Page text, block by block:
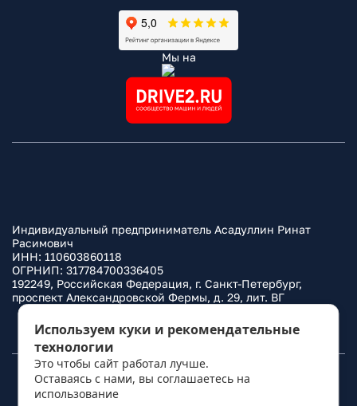
Мы на
Индивидуальный предприниматель Асадуллин Ринат
Расимович
ИНН: 110603860118
ОГРНИП: 317784700336405
192249, Российская Федерация, г. Санкт-Петербург,
проспект Александровской Фермы, д. 29, лит. ВГ
Политика конфиденциальности
© 2010– 2026Фаркоп.ру
Используем куки и рекомендательные
технологии
Это чтобы сайт работал лучше.
Оставаясь с нами, вы соглашаетесь на
использование